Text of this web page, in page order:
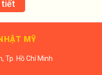
tiết
MỸ
Tp. Hồ Chí Minh